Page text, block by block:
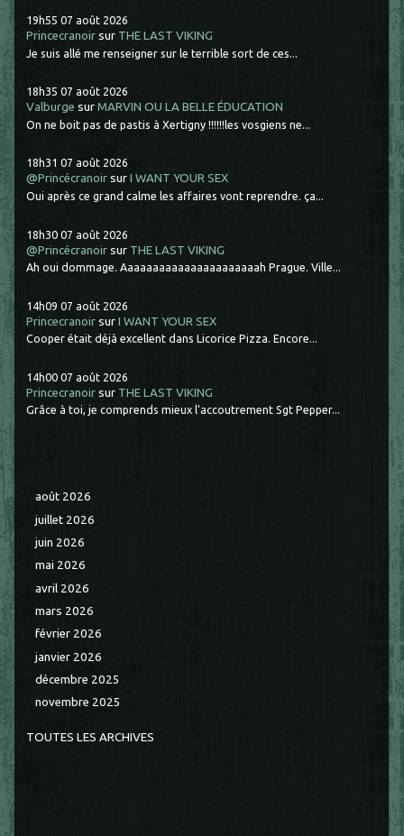
19h55 07 août 2026
Princecranoir sur THE LAST VIKING
Je suis allé me renseigner sur le terrible sort de ces...
18h35 07 août 2026
Valburge surMARVIN OU LA BELLE ÉDUCATION
On ne boit pas de pastis à Xertigny !!!!!!les vosgiens ne...
18h31 07 août 2026
@Princécranoir surI WANT YOUR SEX
Oui après ce grand calme les affaires vont reprendre. ça...
18h30 07 août 2026
@Princécranoir sur THE LAST VIKING
Ah oui dommage. Aaaaaaaaaaaaaaaaaaaaaah Prague. Ville...
14h09 07 août 2026
Princecranoir surI WANT YOUR SEX
Cooper était déjà excellent dans Licorice Pizza. Encore...
14h00 07 août 2026
Princecranoir sur THE LAST VIKING
Grâce à toi, je comprends mieux l'accoutrement Sgt Pepper...
août 2026
juillet 2026
juin 2026
mai 2026
avril 2026
mars 2026
février 2026
janvier 2026
décembre 2025
novembre 2025
TOUTES LES ARCHIVES